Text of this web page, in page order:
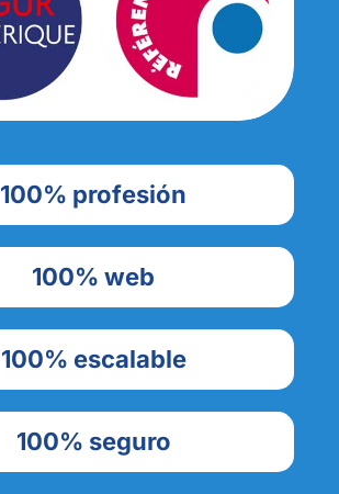
100% profesión
100% web
100% escalable
100% seguro